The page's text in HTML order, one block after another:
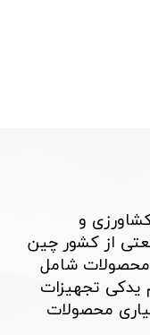
و
از کشور چین
شامل
یدکی تجهیزات
محصولات